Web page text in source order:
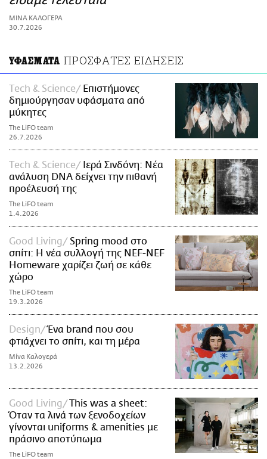
ΑΜΠΑ
PRINT
ΜΙΝΑ ΚΑΛΟΓΕΡΑ
30.7.2026
ΥΦΑΣΜΑΤΑ ΠΡΟΣΦΑΤΕΣ ΕΙΔΗΣΕΙΣ
Τech & Science
Επιστήμονες
δημιούργησαν υφάσματα από
μύκητες
The LiFO team
26.7.2026
Τech & Science
Ιερά Σινδόνη: Νέα
ανάλυση DNA δείχνει την πιθανή
προέλευσή της
The LiFO team
1.4.2026
Good Living
Spring mood στο
σπίτι: Η νέα συλλογή της NEF-NEF
Ηοmeware χαρίζει ζωή σε κάθε
χώρο
The LiFO team
19.3.2026
Design
Ένα brand που σου
φτιάχνει το σπίτι, και τη μέρα
Μίνα Καλογερά
13.2.2026
Good Living
This was a sheet:
Όταν τα λινά των ξενοδοχείων
γίνονται uniforms & amenities με
πράσινο αποτύπωμα
The LiFO team